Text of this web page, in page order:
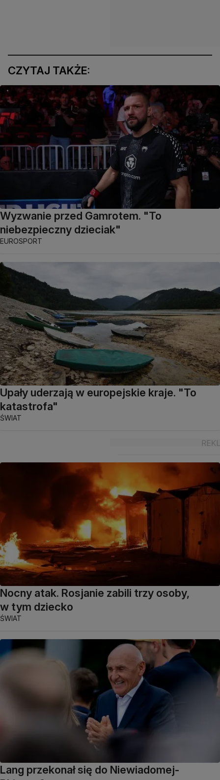
CZYTAJ TAKŻE:
Wyzwanie przed Gamrotem. "To
niebezpieczny dzieciak"
EUROSPORT
Upały uderzają w europejskie kraje. "To
katastrofa"
ŚWIAT
Nocny atak. Rosjanie zabili trzy osoby,
w tym dziecko
ŚWIAT
Lang przekonał się do Niewiadomej-